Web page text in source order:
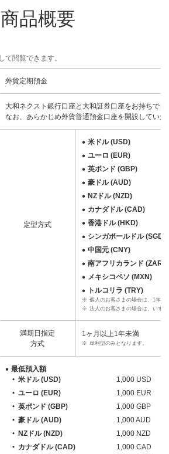
商品概要
外貨定期預金
大和ネクスト銀行口座と大和証券口座をお持ちで
なお、あらかじめ外貨普通預金口座を開設してい
定型方式
米ドル (USD)
ユーロ (EUR)
英ポンド (GBP)
豪ドル (AUD)
NZドル (NZD)
カナダドル (CAD)
香港ドル (HKD)
シンガポールドル (SGD)
中国元 (CNY)
南アフリカランド (ZAR)
メキシコペソ (MXN)
トルコリラ (TRY)
※ 個人のお客さまの場合は、1年ま
※ 法人のお客さまの場合は、いず
満期日指定
方式
1ヶ月以上1年未満
※ 単利型のみとなります。
最低預入額
米ドル (USD)
1,000 USD
ユーロ (EUR)
1,000 EUR
英ポンド (GBP)
1,000 GBP
豪ドル (AUD)
1,000 AUD
NZドル (NZD)
1,000 NZD
カナダドル (CAD)
1,000 CAD